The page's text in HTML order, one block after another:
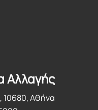
Αλλαγής
10680, Αθήνα